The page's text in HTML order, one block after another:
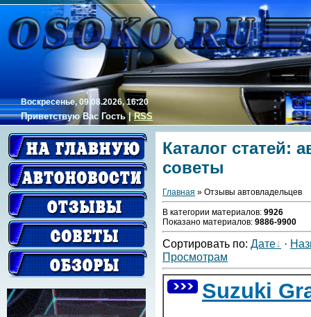
Воскресенье, 09.08.2026, 16:20
Приветствую Вас Гость|RSS
Каталог статей:
советы
Главная » Отзывы автовладельцев
В категории материалов: 9926
Показано материалов: 9886-9900
Сортировать по: Дате ·
Просмотрам
Suzuki